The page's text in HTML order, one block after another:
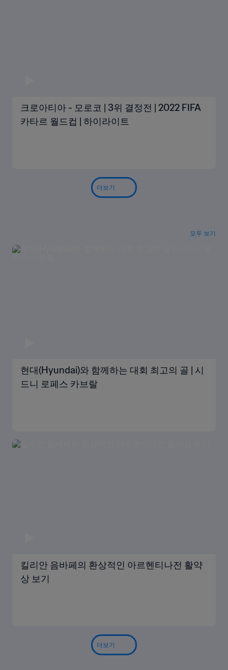
크로아티아 - 모로코 | 3위 결정전 | 2022 FIFA
카타르 월드컵 | 하이라이트
더보기
모두 보기
현대(Hyundai)와 함께하는 대회 최고의 골 | 시
드니 로페스 카브랄
킬리안 음바페의 환상적인 아르헨티나전 활약
상 보기
더보기